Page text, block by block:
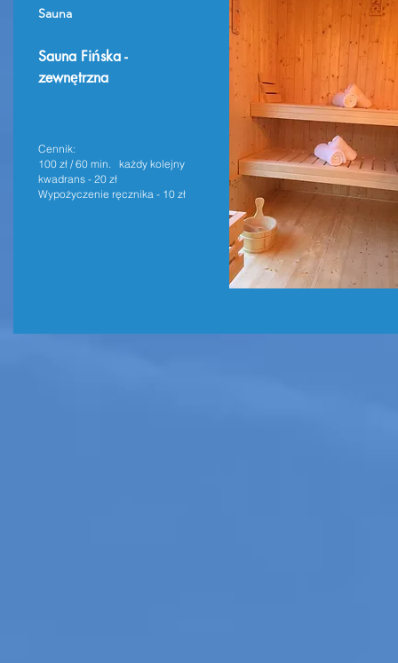
Sauna
Sauna Fińska -
zewnętrzna
Cennik:
100 zł / 60 min. każdy kolejny
kwadrans - 20 zł
Wypożyczenie ręcznika - 10 zł